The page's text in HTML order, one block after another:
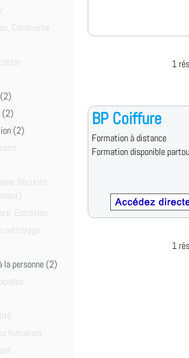
Commerce
(2)
(2)
Sécurité-
Entretien
nettoyage
la personne (2)
humaines
1
BP Coiffure
Formation à distance
Formation disponible
1